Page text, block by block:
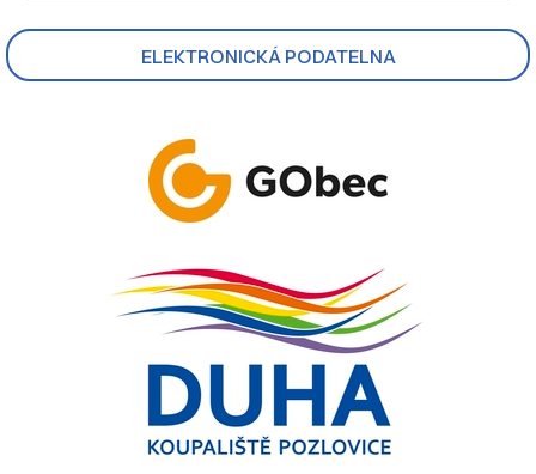
ELEKTRONICKÁ PODATELNA